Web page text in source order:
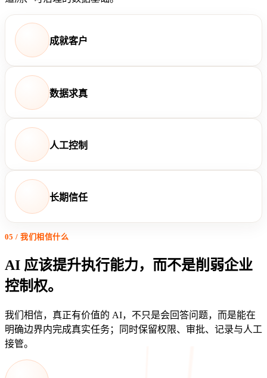
成就客户
数据求真
人工控制
长期信任
05 / 我们相信什么
AI 应该提升执行能力，而不是削弱企业
控制权。
我们相信，真正有价值的 AI，不只是会回答问题，而是能在
明确边界内完成真实任务；同时保留权限、审批、记录与人工
接管。